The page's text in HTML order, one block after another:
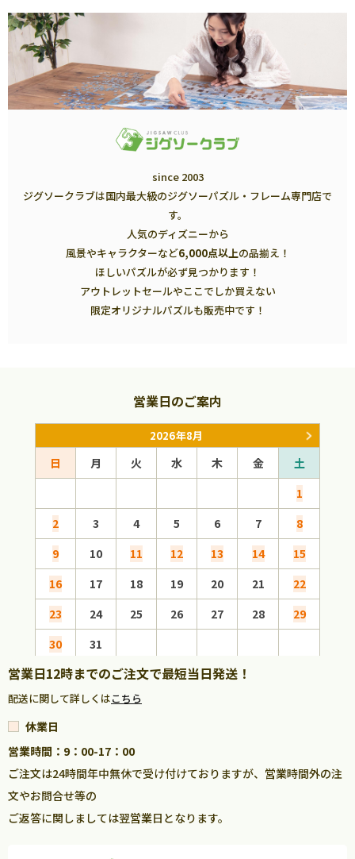
since 2003
ジグソークラブは国内最大級のジグソーパズル・フレーム専門店で
す。
人気のディズニーから
風景やキャラクターなど6,000点以上の品揃え！
ほしいパズルが必ず見つかります！
アウトレットセールやここでしか買えない
限定オリジナルパズルも販売中です！
営業日のご案内
2026年8月
日 月 火 水 木 金
土
1
2
3 4 5 6 7
8
9
10 11 12 13 14
15
16
17 18 19 20 21
22
23
24 25 26 27 28
29
30
31
営業日12時までのご注文で最短当日発送！
配送に関して詳しくはこちら
休業日
営業時間：9：00-17：00
ご注文は24時間年中無休で受け付けておりますが、営業時間外の注
文やお問合せ等の
ご返答に関しましては翌営業日となります。